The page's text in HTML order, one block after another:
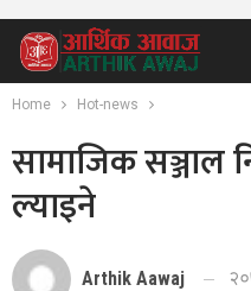
Home Hot-news
सामाजिक सञ्जाल
ल्याइने
Arthik Aawaj